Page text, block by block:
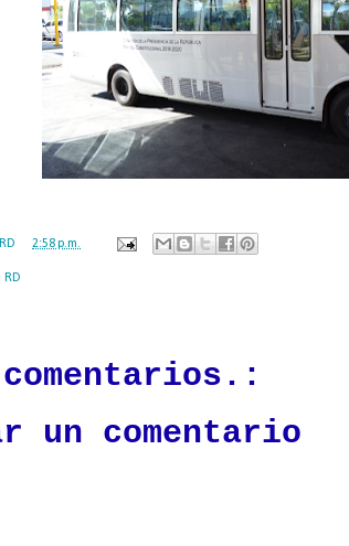
2:58 p.m.
RD
un comentario